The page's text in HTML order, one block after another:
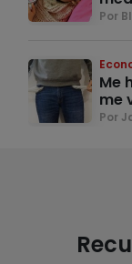
Por
Me
me
Por